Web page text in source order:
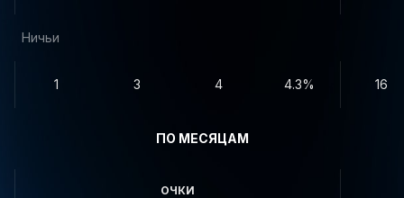
Ничьи
1 3 4 4.3% 16
ПО МЕСЯЦАМ
ОЧКИ